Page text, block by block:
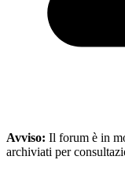
Avviso: Il forum è in
archiviati per